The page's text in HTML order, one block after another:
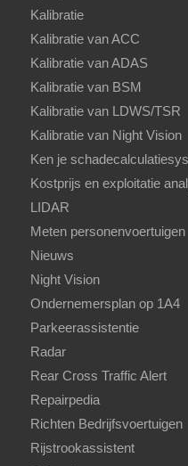
Kalibratie
Kalibratie van ACC
Kalibratie van ADAS
Kalibratie van BSM
Kalibratie van LDWS/TSR
Kalibratie van Night Vision
Ken je
Kostprijs en exploitatie
LIDAR
Meten personenvoertuigen
Nieuws
Night Vision
Ondernemersplan op 1A4
Parkeerassistentie
Radar
Rear Cross Traffic Alert
Repairpedia
Richten Bedrijfsvoertuigen
Rijstrookassistent